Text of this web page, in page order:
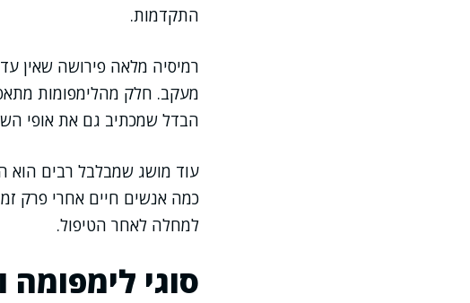
התקדמות.
רמיסיה מלאה פירושה שאין
מעקב. חלק מהלימפומות
הבדל שמכתיב גם את אופי
עוד מושג שמבלבל רבים הוא
כמה אנשים חיים אחרי פרק
למחלה לאחר הטיפול.
סוגי